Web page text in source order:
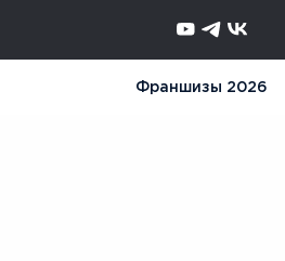
Франшизы 2026